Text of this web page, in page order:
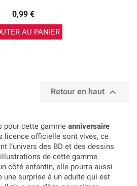
0,99 €
AU PANIER
Retour en haut 
pour cette gamme anniversaire
licence officielle sont vives, ce
l’univers des BD et des dessins
de cette gamme
côté enfantin, elle pourra aussi
une surprise à un adulte qui est